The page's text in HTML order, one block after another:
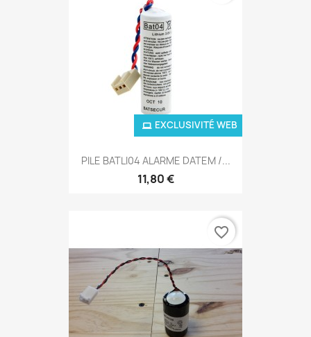
PILE BATLI04 ALARME DATEM /...
11,80 €
EXCLUSIVITÉ WEB
favorite_border